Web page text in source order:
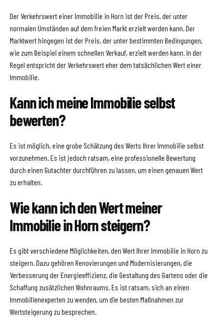
Der Verkehrswert einer Immobilie in Horn ist der Preis, der unter
normalen Umständen auf dem freien Markt erzielt werden kann. Der
Marktwert hingegen ist der Preis, der unter bestimmten Bedingungen,
wie zum Beispiel einem schnellen Verkauf, erzielt werden kann. In der
Regel entspricht der Verkehrswert eher dem tatsächlichen Wert einer
Immobilie.
Kann ich meine Immobilie selbst
bewerten?
Es ist möglich, eine grobe Schätzung des Werts Ihrer Immobilie selbst
vorzunehmen. Es ist jedoch ratsam, eine professionelle Bewertung
durch einen Gutachter durchführen zu lassen, um einen genauen Wert
zu erhalten.
Wie kann ich den Wert meiner
Immobilie in Horn steigern?
Es gibt verschiedene Möglichkeiten, den Wert Ihrer Immobilie in Horn zu
steigern. Dazu gehören Renovierungen und Modernisierungen, die
Verbesserung der Energieeffizienz, die Gestaltung des Gartens oder die
Schaffung zusätzlichen Wohnraums. Es ist ratsam, sich an einen
Immobilienexperten zu wenden, um die besten Maßnahmen zur
Wertsteigerung zu besprechen.